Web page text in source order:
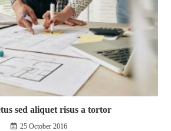
sed aliquet risus a tortor
25 October 2016